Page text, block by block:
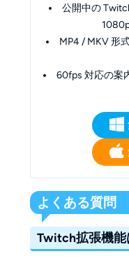
公開中の
MP4 / MKV 形
60fps 対応の案
よくある質問
Twitch拡張機能